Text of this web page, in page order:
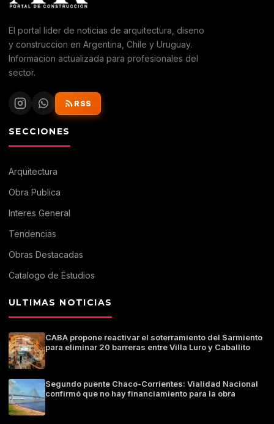
El portal lider de noticias de arquitectura, diseno
y construccion en Argentina, Chile y Uruguay.
Informacion actualizada para profesionales del
sector.
RSS
SECCIONES
Arquitectura
Obra Publica
Interes General
Tendencias
Obras Destacadas
Catalogo de Estudios
ULTIMAS NOTICIAS
CABA propone reactivar el soterramiento del Sarmiento
para eliminar 20 barreras entre Villa Luro y Caballito
Segundo puente Chaco-Corrientes: Vialidad Nacional
confirmó que no hay financiamiento para la obra